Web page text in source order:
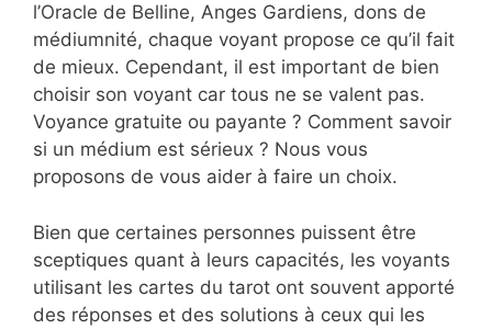
l’Oracle de Belline, Anges Gardiens, dons de
médiumnité, chaque voyant propose ce qu’il fait
de mieux. Cependant, il est important de bien
choisir son voyant car tous ne se valent pas.
Voyance gratuite ou payante ? Comment savoir
si un médium est sérieux ? Nous vous
proposons de vous aider à faire un choix.
Bien que certaines personnes puissent être
sceptiques quant à leurs capacités, les voyants
utilisant les cartes du tarot ont souvent apporté
des réponses et des solutions à ceux qui les